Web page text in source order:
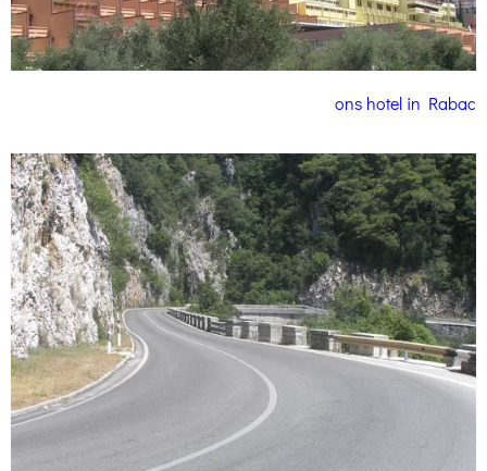
ons hotel in Rabac